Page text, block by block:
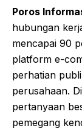
Poros
hubungan
mencapai 90
platform e-
perhatian
perusahaan.
pertanyaan
pemegang